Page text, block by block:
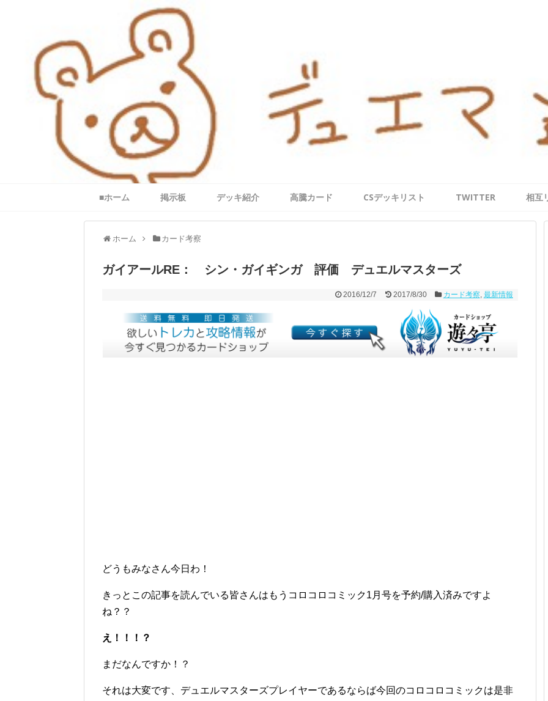
■ホーム 掲示板 デッキ紹介 高騰カード CSデッキリスト TWITTER 相互
ホーム カード考察
ガイアールRE： シン・ガイギンガ 評価 デュエルマスターズ
2016/12/7 2017/8/30 カード考察, 最新情報
どうもみなさん今日わ！
きっとこの記事を読んでいる皆さんはもうコロコロコミック1月号を予約/購入済みですよ
ね？？
え！！！？
まだなんですか！？
それは大変です、デュエルマスターズプレイヤーであるならば今回のコロコロコミックは是非